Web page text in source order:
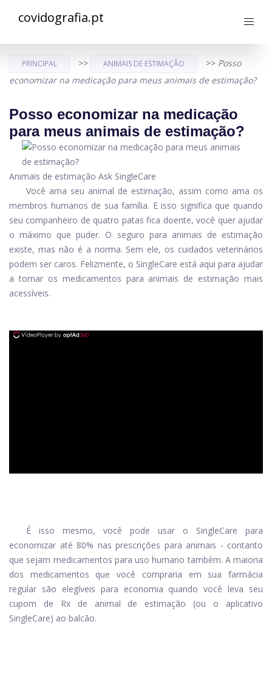
covidografia.pt
PRINCIPAL >> ANIMAIS DE ESTIMAÇÃO >> Posso
economizar na medicação para meus animais de estimação?
Posso economizar na medicação
para meus animais de estimação?
Animais de estimação Ask SingleCare
Você ama seu animal de estimação, assim como ama os
membros humanos de sua família. E isso significa que quando
seu companheiro de quatro patas fica doente, você quer ajudar
o máximo que puder. O seguro para animais de estimação
existe, mas não é a norma. Sem ele, os cuidados veterinários
podem ser caros. Felizmente, o SingleCare está aqui para ajudar
a tornar os medicamentos para animais de estimação mais
acessíveis.
É isso mesmo, você pode usar o SingleCare para
economizar até 80% nas prescrições para animais - contanto
que sejam medicamentos para uso humano também. A maioria
dos medicamentos que você compraria em sua farmácia
regular são elegíveis para economia quando você leva seu
cupom de Rx de animal de estimação (ou o aplicativo
SingleCare) ao balcão.